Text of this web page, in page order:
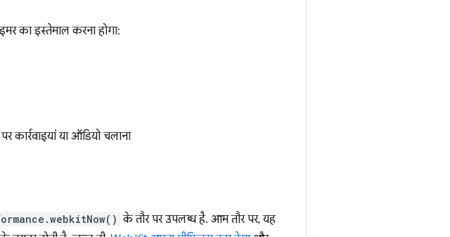
का इस्तेमाल करना होगा:
या ऑडियो चलाना
के तौर पर उपलब्ध है. आम तौर पर, यह